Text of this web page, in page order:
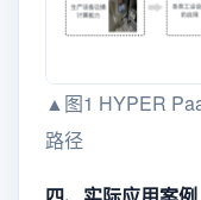
▲图1 HYPER
路径